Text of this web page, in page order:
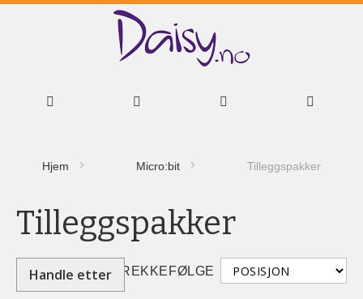
Hjem Micro:bit Tilleggspakker
Tilleggspakker
REKKEFØLGE
Handle etter